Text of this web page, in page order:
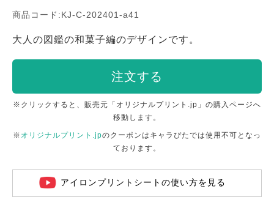
商品コード:KJ-C-202401-a41
大人の図鑑の和菓子編のデザインです。
注文する
※クリックすると、販売元「オリジナルプリント.jp」の購入ページへ
移動します。
※ オリジナルプリント.jpのクーポンはキャラぴたでは使用不可となっ
ております。
アイロンプリントシートの使い方を見る